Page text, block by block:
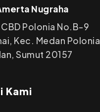
Nugraha
Polonia No.B-9
Kec. Medan Polonia
Sumut 20157
Kami